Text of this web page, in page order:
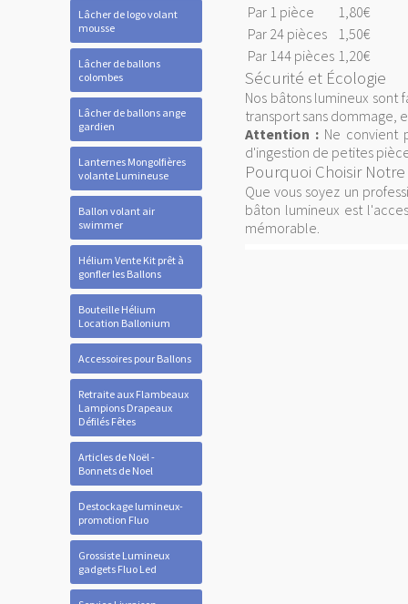
Lâcher de logo volant
mousse
Lâcher de ballons
colombes
Lâcher de ballons ange
gardien
Lanternes Mongolfières
volante Lumineuse
Ballon volant air
swimmer
Hélium Vente Kit prêt à
gonfler les Ballons
Bouteille Hélium
Location Ballonium
Accessoires pour Ballons
Retraite aux Flambeaux
Lampions Drapeaux
Défilés Fêtes
Articles de Noël -
Bonnets de Noel
Destockage lumineux-
promotion Fluo
Grossiste Lumineux
gadgets Fluo Led
Par 1 pièce
1,80€
Par 24 pièces
1,50€
Par 144 pièces 1,20€
Sécurité et Écologie
Nos bâtons lumineux sont
transport sans dommage,
Attention :Ne convient
d'ingestion de petites
Pourquoi Choisir
Que vous soyez un
bâton lumineux est
mémorable.